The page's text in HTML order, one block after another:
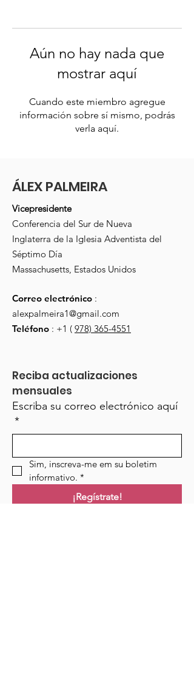
Aún no hay nada que
mostrar aquí
Cuando este miembro agregue
información sobre sí mismo, podrás
verla aquí.
ÁLEX PALMEIRA
Vicepresidente
Conferencia del Sur de Nueva
Inglaterra de la Iglesia Adventista del
Séptimo Día
Massachusetts, Estados Unidos
Correo electrónico :
alexpalmeira1@gmail.com
Teléfono : +1 ( 978) 365-4551
Reciba actualizaciones
mensuales
Escriba su correo electrónico aquí
*
Sim, inscreva-me em su boletim
informativo. *
¡Regístrate!